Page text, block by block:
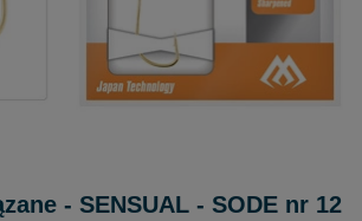
- SENSUAL - SODE nr 12